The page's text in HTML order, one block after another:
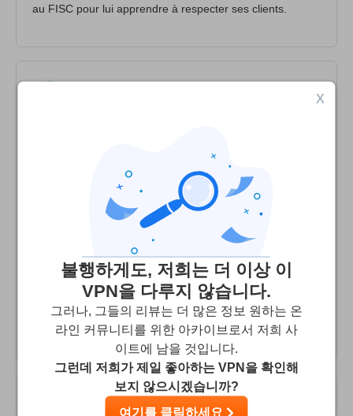
au FISC pour lui apprendre à respecter ses clients.
/10
Déjà, acheté 2 mois avant fermeture. Aucun mail pour
prévenir, site de suite fermé donc plus d'accès au
compte, etc... Mails bloqués en sortie à cause de l'outil,
sans solution ni aide à ce jour. L0 je découvre que malgré
la suppression du programme et de l'extension, des sites
restent bloqués par Uppersafe ! 0 support via Facebook,
je ne sais même pas comment m'en débarrasser. Et 0
remboursement bien sûr. Pour la 1ère fois que je paye un
pare-feu et prends du français, écoeurée !
사용자 리뷰
X
불행하게도, 저희는 더 이상 이
VPN을 다루지 않습니다.
그러나, 그들의 리뷰는 더 많은 정보 원하는 온
라인 커뮤니티를 위한 아카이브로서 저희 사
이트에 남을 것입니다.
그런데 저희가 제일 좋아하는 VPN을 확인해
보지 않으시겠습니까?
여기를 클릭하세요